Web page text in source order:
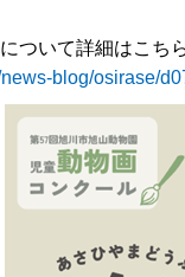
いて詳細はこち
blog/osirase/